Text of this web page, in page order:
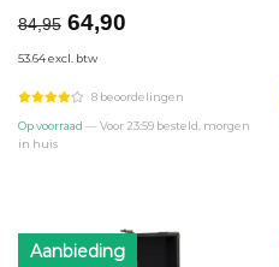
84,95 Oorspronkelijke
was:
€84,95.
64,90Huidige
€64,90.
53.64 excl. btw
8 beoordelingen
Op voorraad — Voor 23:59 besteld, morgen
in huis
Aanbieding